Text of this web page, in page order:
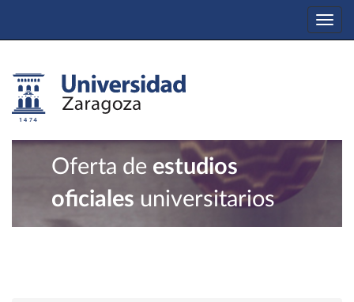
Oferta de estudios
oficiales universitarios